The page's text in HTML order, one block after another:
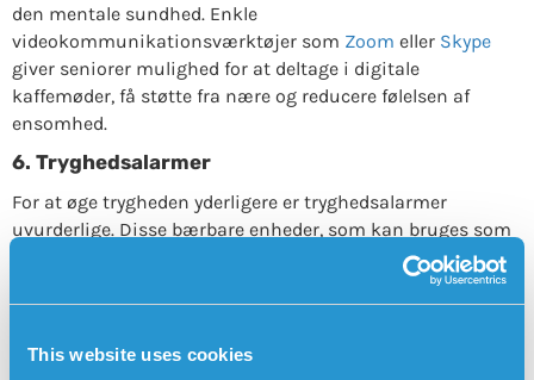
This website uses cookies
den mentale sundhed. Enkle
videokommunikationsværktøjer som Zoom eller Skype
giver seniorer mulighed for at deltage i digitale
kaffemøder, få støtte fra nære og reducere følelsen af
ensomhed.
6. Tryghedsalarmer
For at øge trygheden yderligere er tryghedsalarmer
uvurderlige. Disse bærbare enheder, som kan bruges som
et armbånd eller en halskæde, gør det muligt hurtigt at
tilkalde hjælp ved ulykker eller nødsituationer, uanset
hvor man befinder sig. Mange moderne tryghedsalarmer
eller redningstjenesten at lokalisere personen.